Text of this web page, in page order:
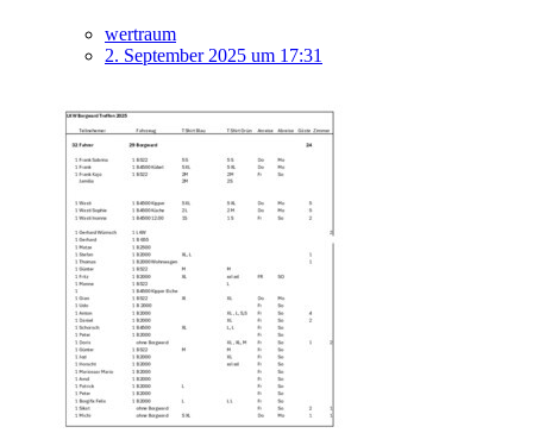
wertraum
2. September 2025 um 17:31